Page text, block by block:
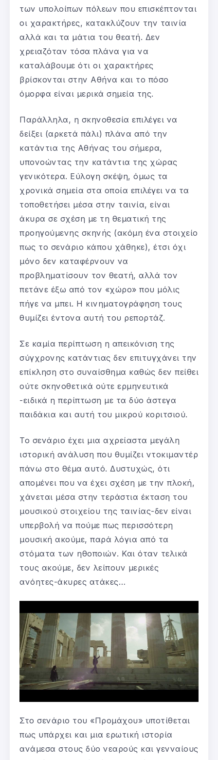
των υπολοίπων πόλεων που επισκέπτονται
οι χαρακτήρες, κατακλύζουν την ταινία
αλλά και τα μάτια του θεατή. Δεν
χρειαζόταν τόσα πλάνα για να
καταλάβουμε ότι οι χαρακτήρες
βρίσκονται στην Αθήνα και το πόσο
όμορφα είναι μερικά σημεία της.
Παράλληλα, η σκηνοθεσία επιλέγει να
δείξει (αρκετά πάλι) πλάνα από την
κατάντια της Αθήνας του σήμερα,
υπονοώντας την κατάντια της χώρας
γενικότερα. Εύλογη σκέψη, όμως τα
χρονικά σημεία στα οποία επιλέγει να τα
τοποθετήσει μέσα στην ταινία, είναι
άκυρα σε σχέση με τη θεματική της
προηγούμενης σκηνής (ακόμη ένα στοιχείο
πως το σενάριο κάπου χάθηκε), έτσι όχι
μόνο δεν καταφέρνουν να
προβληματίσουν τον θεατή, αλλά τον
πετάνε έξω από τον «χώρο» που μόλις
πήγε να μπει. Η κινηματογράφηση τους
θυμίζει έντονα αυτή του ρεπορτάζ.
Σε καμία περίπτωση η απεικόνιση της
σύγχρονης κατάντιας δεν επιτυγχάνει την
επίκληση στο συναίσθημα καθώς δεν πείθει
ούτε σκηνοθετικά ούτε ερμηνευτικά
-ειδικά η περίπτωση με τα δύο άστεγα
παιδάκια και αυτή του μικρού κοριτσιού.
Το σενάριο έχει μια αχρείαστα μεγάλη
ιστορική ανάλυση που θυμίζει ντοκιμαντέρ
πάνω στο θέμα αυτό. Δυστυχώς, ότι
απομένει που να έχει σχέση με την πλοκή,
χάνεται μέσα στην τεράστια έκταση του
μουσικού στοιχείου της ταινίας-δεν είναι
υπερβολή να πούμε πως περισσότερη
μουσική ακούμε, παρά λόγια από τα
στόματα των ηθοποιών. Και όταν τελικά
τους ακούμε, δεν λείπουν μερικές
ανόητες-άκυρες ατάκες…
Στο σενάριο του «Προμάχου» υποτίθεται
πως υπάρχει και μια ερωτική ιστορία
ανάμεσα στους δύο νεαρούς και γενναίους